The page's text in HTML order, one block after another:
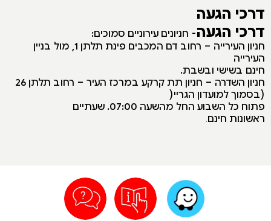
דרכי הגעה
דרכי הגעה- חניונים עירוניים סמוכים:
חניון העירייה – רחוב דם המכבים פינת תלתן 1, מול בניין
העירייה
חינם בשישי ובשבת.
חניון השדרה – חניון תת קרקע במרכז העיר – רחוב תלתן 26
(בסמוך למועדון הגריי(
פתוח כל השבוע החל מהשעה 07:00. שעתיים
ראשונות חינם.